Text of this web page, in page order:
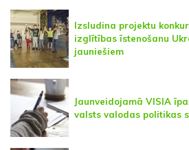
Izsludina projektu
izglītības īstenošanu
jauniešiem
Jaunveidojamā VISIA
valsts valodas politikas